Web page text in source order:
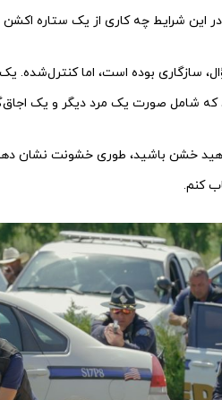
این شرایط چه کاری از یک ستاره
سازگاری بوده است، اما کنترل‌شده.
شامل صورت یک مرد دیگر و یک
خشن باشید، طوری خشونت نشان
کنم.